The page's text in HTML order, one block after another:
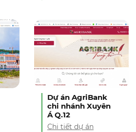
Dự án AgriBank
chi nhánh Xuyên
Á Q.12
Chi tiết dự án